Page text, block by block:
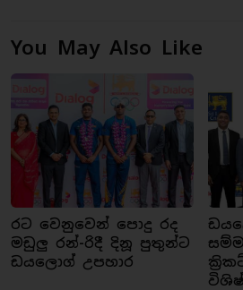
You May Also Like
රට වෙනුවෙන් පොදු රද
මඩුලු රන්-රිදී දිනූ පුතුන්ට
ඩයලොග් උපහාර